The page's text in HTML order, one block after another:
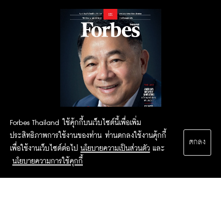
Forbes Thailand ใช้คุ้กกี้บนเว็บไซต์นี้เพื่อเพิ่ม
ประสิทธิภาพการใช้งานของท่าน ท่านตกลงใช้งานคุ้กกี้
เพื่อใช้งานเว็บไซต์ต่อไป นโยบายความเป็นส่วนตัว และ
นโยบายความการใช้คุกกี้
ตกลง
2015 Forbesthailand.com ALL RIGHTS RESERVED